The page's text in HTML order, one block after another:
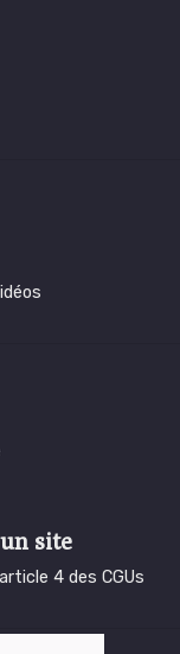
site
4 des CGUs